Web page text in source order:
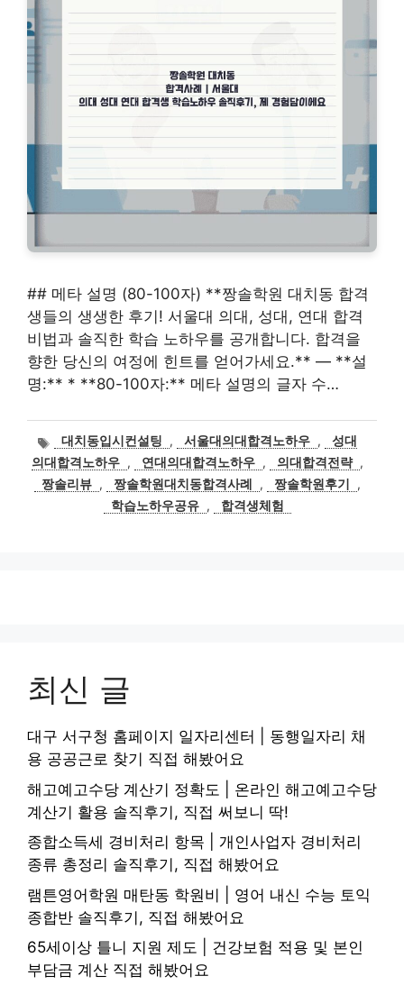
## 메타 설명 (80-100자) **짱솔학원 대치동 합격
생들의 생생한 후기! 서울대 의대, 성대, 연대 합격
비법과 솔직한 학습 노하우를 공개합니다. 합격을
향한 당신의 여정에 힌트를 얻어가세요.** — **설
명:** * **80-100자:** 메타 설명의 글자 수…
태
그
대치동입시컨설팅 , 서울대의대합격노하우 ,
성대
의대합격노하우 , 연대의대합격노하우 , 의대합격전략 ,
짱솔리뷰 , 짱솔학원대치동합격사례 , 짱솔학원후기
,
학습노하우공유 , 합격생체험
최신 글
대구 서구청 홈페이지 일자리센터 | 동행일자리 채
용 공공근로 찾기 직접 해봤어요
해고예고수당 계산기 정확도 | 온라인 해고예고수당
계산기 활용 솔직후기, 직접 써보니 딱!
종합소득세 경비처리 항목 | 개인사업자 경비처리
종류 총정리 솔직후기, 직접 해봤어요
램튼영어학원 매탄동 학원비 | 영어 내신 수능 토익
종합반 솔직후기, 직접 해봤어요
65세이상 틀니 지원 제도 | 건강보험 적용 및 본인
부담금 계산 직접 해봤어요